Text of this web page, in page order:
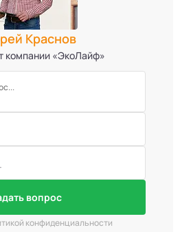
Краснов
компании «ЭкоЛайф»
вопрос
конфиденциальности